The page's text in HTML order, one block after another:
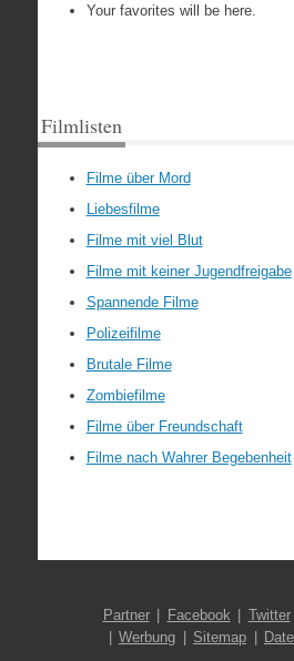
Your favorites will be here.
Filmlisten
Filme über Mord
Liebesfilme
Filme mit viel Blut
Filme mit keiner Jugendfreigabe
Spannende Filme
Polizeifilme
Brutale Filme
Zombiefilme
Filme über Freundschaft
Filme nach Wahrer Begebenheit
Partner Facebook Twitter
Werbung
Sitemap